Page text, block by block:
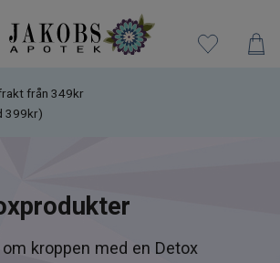
från 349kr
399kr)
kroppen med en Detox